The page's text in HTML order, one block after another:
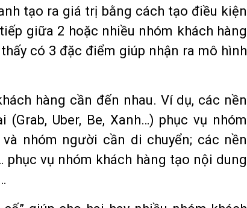
tạo ra giá trị bằng cách tạo điều kiện
giữa 2 hoặc nhiều nhóm khách hàng
có 3 đặc điểm giúp nhận ra mô hình
hàng cần đến nhau. Ví dụ, các nền
Uber, Be, Xanh…) phục vụ nhóm
nhóm người cần di chuyển; các nền
phục vụ nhóm khách hàng tạo nội dung